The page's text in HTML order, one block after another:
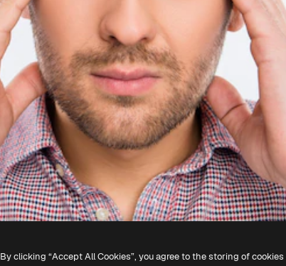
By clicking “Accept All Cookies”, you agree to the storing of